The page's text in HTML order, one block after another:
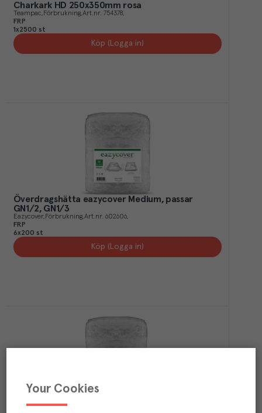
Charkark HD 250x350mm rosa
Teampac Förbrukning Art.nr. 754378
FRP
1x2500 st
Köp (Logga in)
Överdragshätta eazycover Medium, passar
GN1/2, GN1/3
Eazycover Förbrukning Art.nr. 602606
FRP
6x200 st
Köp (Logga in)
Överdragshätta eazycover Large, passar GN1/1,
Your Cookies